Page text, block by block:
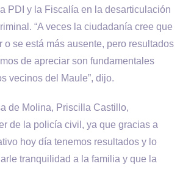
PDI y la Fiscalía en la desarticulación
“A veces la ciudadanía cree que
o se está más ausente, pero resultados
de apreciar son fundamentales
vecinos del Maule”, dijo.
de Molina, Priscilla Castillo,
de la policía civil, ya que gracias a
hoy día tenemos resultados y lo
tranquilidad a la familia y que la